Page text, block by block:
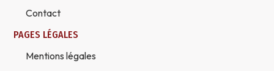
Contact
PAGES LÉGALES
Mentions légales